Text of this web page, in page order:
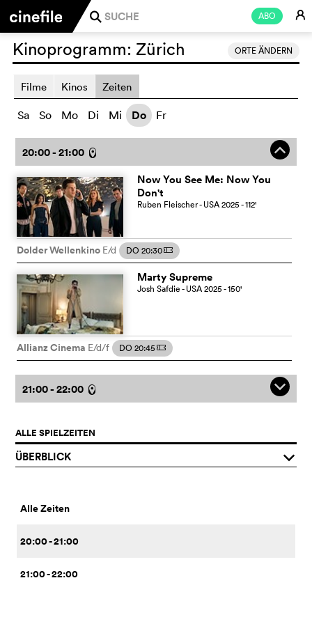
ABO E
j
ORTE ÄNDERN
Kinoprogramm: Zürich
Filme Kinos Zeiten
Sa So Mo Di Mi Do Fr
20:00 - 21:00 l o
Now You See Me: Now You
Don't
Ruben Fleischer- USA2025- 112'
Dolder Wellenkino E/d DO 20:30m
Marty Supreme
Josh Safdie- USA2025- 150'
Allianz Cinema E/d/f DO 20:45 m
21:00 - 22:00 l q
ALLE SPIELZEITEN
ÜBERBLICK q
Alle Zeiten
20:00 - 21:00
21:00 - 22:00